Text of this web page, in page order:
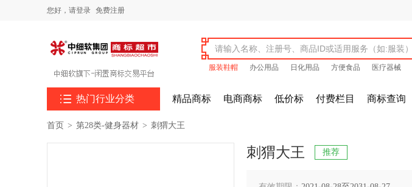
您好， 请登录 免费注册
服装鞋帽 办公用品 日化用品 方便食品 医疗器械
 热门行业分类 精品商标 电商商标 低价标 付费栏目 商标查询
首页 > 第28类-健身器材 > 刺猬大王
刺猬大王
推荐